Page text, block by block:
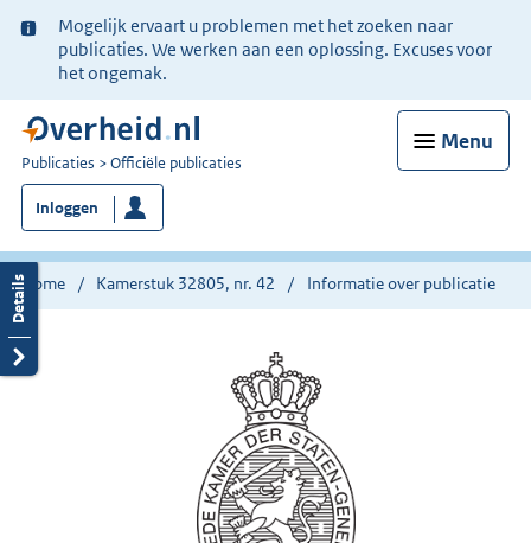
Ter
informatie:
Mogelijk ervaart u problemen met het zoeken naar
publicaties. We werken aan een oplossing. Excuses voor
het ongemak.
Menu
U
bent
nu
hier:
Publicaties Officiële publicaties
Inloggen
Home Kamerstuk 32805, nr. 42 Informatie over publicatie